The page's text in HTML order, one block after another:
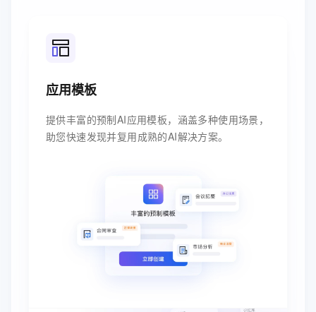
应用模板
提供丰富的预制AI应用模板，涵盖多种使用场景，
助您快速发现并复用成熟的AI解决方案。